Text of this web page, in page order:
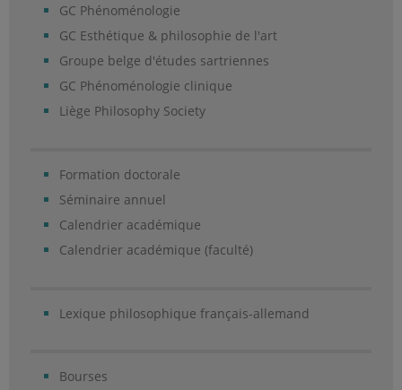
GC Phénoménologie
GC Esthétique & philosophie de l'art
Groupe belge d'études sartriennes
GC Phénoménologie clinique
Liège Philosophy Society
Formation doctorale
Séminaire annuel
Calendrier académique
Calendrier académique (faculté)
Lexique philosophique français-allemand
Bourses